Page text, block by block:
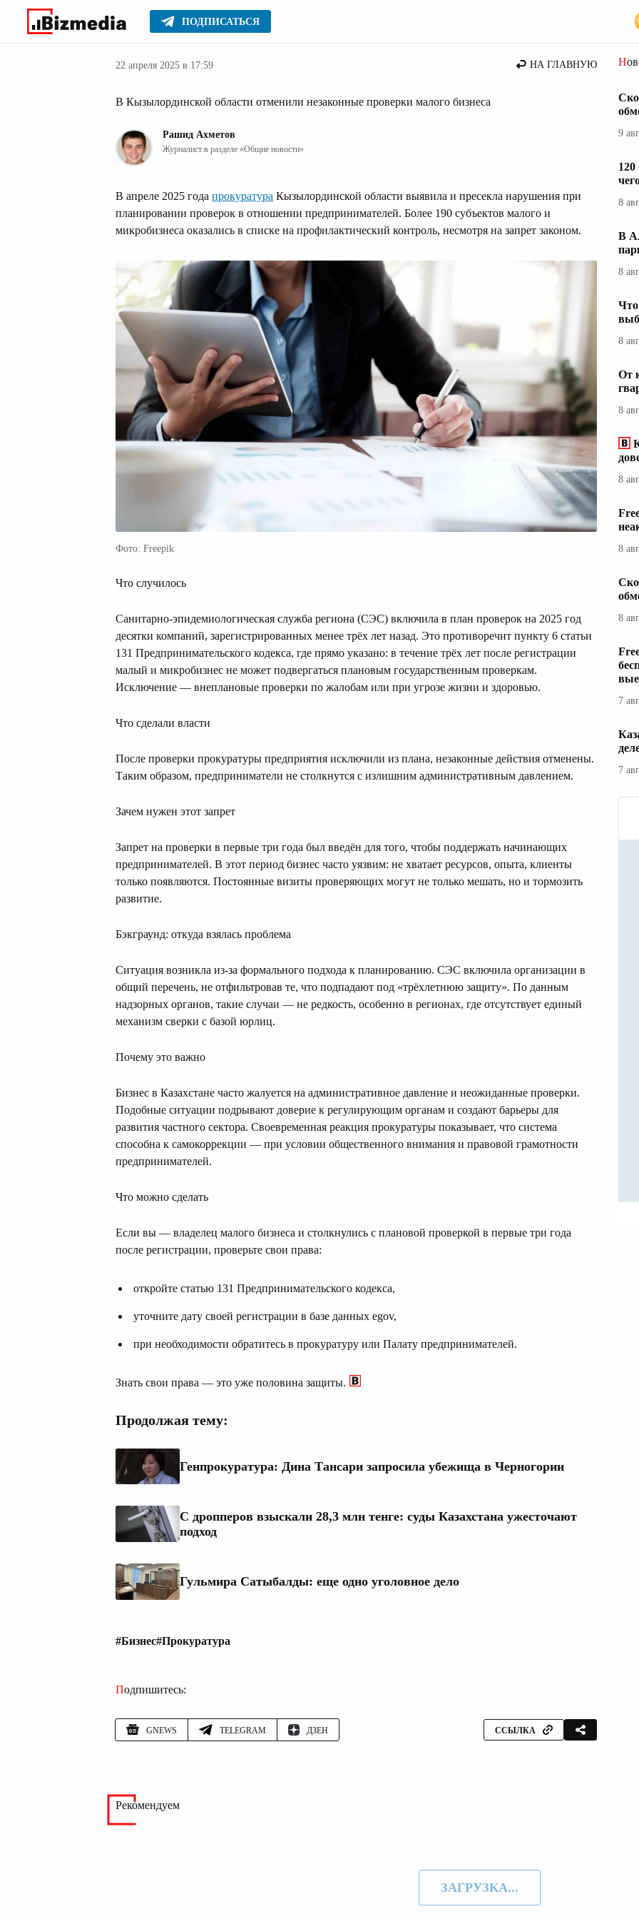
ПОДПИСАТЬСЯ
Главное Серьезное Бизнес
22 апреля 2025 в 17:59 НА ГЛАВНУЮ
В Кызылординской области отменили незаконные проверки малого бизнеса
Рашид Ахметов
Журналист в разделе «Общие новости»
В апреле 2025 года прокуратура Кызылординской области выявила и пресекла нарушения при
планировании проверок в отношении предпринимателей. Более 190 субъектов малого и
микробизнеса оказались в списке на профилактический контроль, несмотря на запрет законом.
Фото: Freepik
Что случилось
Санитарно-эпидемиологическая служба региона (СЭС) включила в план проверок на 2025 год
десятки компаний, зарегистрированных менее трёх лет назад. Это противоречит пункту 6 статьи
131 Предпринимательского кодекса, где прямо указано: в течение трёх лет после регистрации
малый и микробизнес не может подвергаться плановым государственным проверкам.
Исключение — внеплановые проверки по жалобам или при угрозе жизни и здоровью.
Что сделали власти
После проверки прокуратуры предприятия исключили из плана, незаконные действия отменены.
Таким образом, предприниматели не столкнутся с излишним административным давлением.
Зачем нужен этот запрет
Запрет на проверки в первые три года был введён для того, чтобы поддержать начинающих
предпринимателей. В этот период бизнес часто уязвим: не хватает ресурсов, опыта, клиенты
только появляются. Постоянные визиты проверяющих могут не только мешать, но и тормозить
развитие.
Бэкграунд: откуда взялась проблема
Ситуация возникла из-за формального подхода к планированию. СЭС включила организации в
общий перечень, не отфильтровав те, что подпадают под «трёхлетнюю защиту». По данным
надзорных органов, такие случаи — не редкость, особенно в регионах, где отсутствует единый
механизм сверки с базой юрлиц.
Почему это важно
Бизнес в Казахстане часто жалуется на административное давление и неожиданные проверки.
Подобные ситуации подрывают доверие к регулирующим органам и создают барьеры для
развития частного сектора. Своевременная реакция прокуратуры показывает, что система
способна к самокоррекции — при условии общественного внимания и правовой грамотности
предпринимателей.
Что можно сделать
Если вы — владелец малого бизнеса и столкнулись с плановой проверкой в первые три года
после регистрации, проверьте свои права:
откройте статью 131 Предпринимательского кодекса,
уточните дату своей регистрации в базе данных egov,
при необходимости обратитесь в прокуратуру или Палату предпринимателей.
Знать свои права — это уже половина защиты.
Продолжая тему:
Генпрокуратура: Дина Тансари запросила убежища в Черногории
С дропперов взыскали 28,3 млн тенге: суды Казахстана ужесточают
подход
Гульмира Сатыбалды: еще одно уголовное дело
#Бизнес#Прокуратура
Подпишитесь:
GNEWS TELEGRAM ДЗЕН ССЫЛКА
9
8
В
8
8
От
8
8
8
8
7
7
Рекомендуем
ЗАГРУЗКА...